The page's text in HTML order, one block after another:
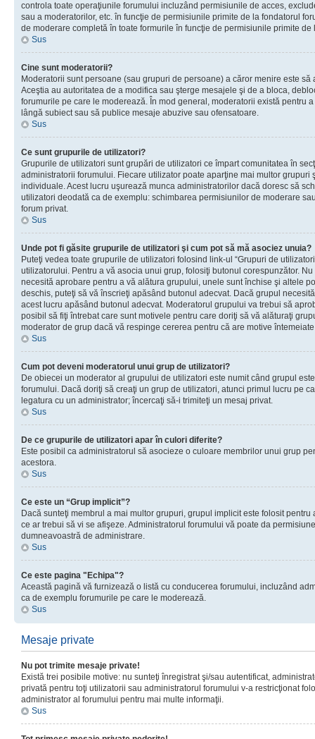
controla toate operaţiunile forumului incluzând permisiunile de acces,
sau a moderatorilor, etc. în funcţie de permisiunile primite de la fondatorul
de moderare completă în toate formurile în funcţie de permisiunile primite de
Sus
Cine sunt moderatorii?
Moderatorii sunt persoane (sau grupuri de persoane) a căror menire este
Aceştia au autoritatea de a modifica sau şterge mesajele şi de a bloca,
forumurile pe care le moderează. În mod general, moderatorii există pentru
lângă subiect sau să publice mesaje abuzive sau ofensatoare.
Sus
Ce sunt grupurile de utilizatori?
Grupurile de utilizatori sunt grupări de utilizatori ce împart comunitatea în
administratorii forumului. Fiecare utilizator poate aparţine mai multor grupuri
individuale. Acest lucru uşurează munca administratorilor dacă doresc să
utilizatori deodată ca de exemplu: schimbarea permisiunilor de moderare
forum privat.
Sus
Unde pot fi găsite grupurile de utilizatori şi cum pot să mă asociez unuia?
Puteţi vedea toate grupurile de utilizatori folosind link-ul “Grupuri de
utilizatorului. Pentru a vă asocia unui grup, folosiţi butonul corespunzător.
necesită aprobare pentru a vă alătura grupului, unele sunt închise şi altele
deschis, puteţi să vă înscrieţi apăsând butonul adecvat. Dacă grupul
acest lucru apăsând butonul adecvat. Moderatorul grupului va trebui să
posibil să fiţi întrebat care sunt motivele pentru care doriţi să vă alăturaţi
moderator de grup dacă vă respinge cererea pentru că are motive
Sus
Cum pot deveni moderatorul unui grup de utilizatori?
De obiecei un moderator al grupului de utilizatori este numit când grupul
forumului. Dacă doriţi să creaţi un grup de utilizatori, atunci primul lucru pe
legatura cu un administrator; încercaţi să-i trimiteţi un mesaj privat.
Sus
De ce grupurile de utilizatori apar în culori diferite?
Este posibil ca administratorul să asocieze o culoare membrilor unui grup
acestora.
Sus
Ce este un “Grup implicit”?
Dacă sunteţi membrul a mai multor grupuri, grupul implicit este folosit
ce ar trebui să vi se afişeze. Administratorul forumului vă poate da
dumneavoastră de administrare.
Sus
Ce este pagina "Echipa"?
Această pagină vă furnizează o listă cu conducerea forumului, incluzând
ca de exemplu forumurile pe care le moderează.
Sus
Mesaje private
Nu pot trimite mesaje private!
Există trei posibile motive: nu sunteţi înregistrat şi/sau autentificat,
privată pentru toţi utilizatorii sau administratorul forumului v-a restricţionat
administrator al forumului pentru mai multe informaţii.
Sus